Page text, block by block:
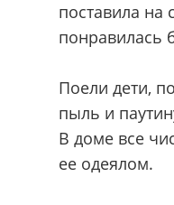
поставила на
понравилась
Поели дети,
пыль и
В доме все
ее одеялом.